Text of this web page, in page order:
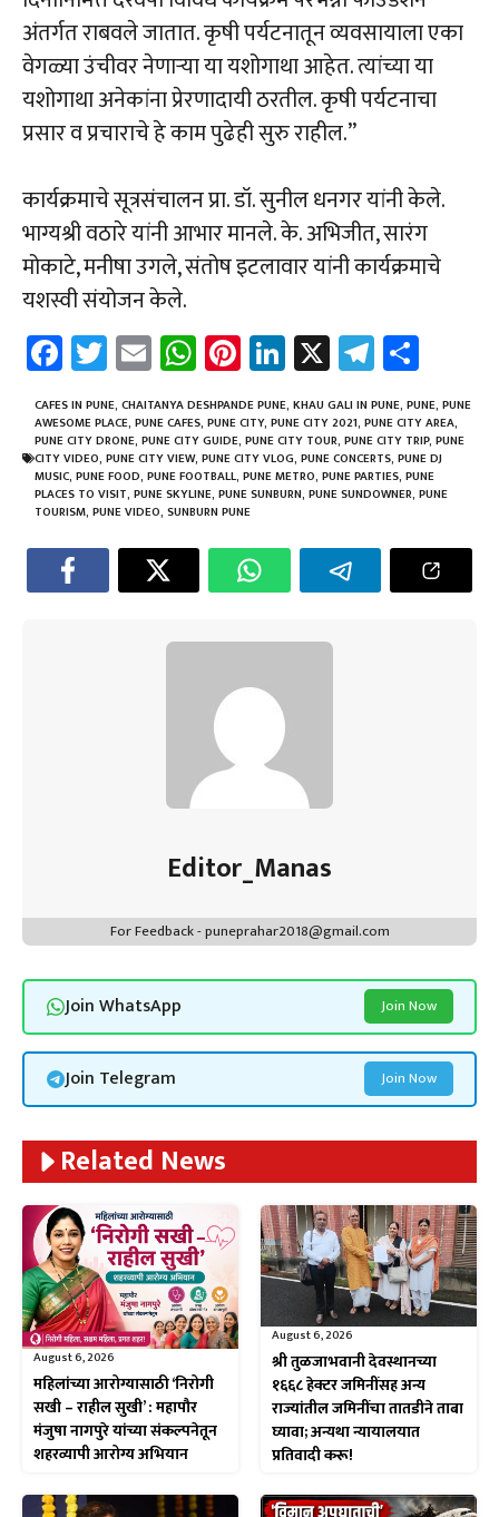
अंतर्गत राबवले जातात. कृषी पर्यटनातून व्यवसायाला एका
वेगळ्या उंचीवर नेणाऱ्या या यशोगाथा आहेत. त्यांच्या या
यशोगाथा अनेकांना प्रेरणादायी ठरतील. कृषी पर्यटनाचा
प्रसार व प्रचाराचे हे काम पुढेही सुरु राहील.”
कार्यक्रमाचे सूत्रसंचालन प्रा. डॉ. सुनील धनगर यांनी केले.
भाग्यश्री वठारे यांनी आभार मानले. के. अभिजीत, सारंग
मोकाटे, मनीषा उगले, संतोष इटलावार यांनी कार्यक्रमाचे
यशस्वी संयोजन केले.
Fa
ce
b
o
ok
T
wi
tt
er
E
m
ail
W
h
at
sA
p
p
Pi
nt
er
es
t
Li
nk
e
dI
n
X Te
le
gr
a
m
ar
e
CAFES IN PUNE, CHAITANYA DESHPANDE PUNE, KHAU GALI IN PUNE, PUNE, PUNE
AWESOME PLACE, PUNE CAFES, PUNE CITY, PUNE CITY 2021, PUNE CITY AREA,
PUNE CITY DRONE, PUNE CITY GUIDE, PUNE CITY TOUR, PUNE CITY TRIP, PUNE
CITY VIDEO, PUNE CITY VIEW, PUNE CITY VLOG, PUNE CONCERTS, PUNE DJ
MUSIC, PUNE FOOD, PUNE FOOTBALL, PUNE METRO, PUNE PARTIES, PUNE
PLACES TO VISIT, PUNE SKYLINE, PUNE SUNBURN, PUNE SUNDOWNER, PUNE
TOURISM, PUNE VIDEO, SUNBURN PUNE
Editor_Manas
For Feedback - puneprahar2018@gmail.com
Join WhatsApp Join Now
Join Telegram Join Now
Related News
August 6, 2026
महिलांच्या आरोग्यासाठी ‘निरोगी
सखी – राहील सुखी’ : महापौर
मंजुषा नागपुरे यांच्या संकल्पनेतून
शहरव्यापी आरोग्य अभियान
August 6, 2026
श्री तुळजाभवानी देवस्थानच्या
१६६८ हेक्टर जमिनींसह अन्य
राज्यांतील जमिनींचा तातडीने ताबा
घ्यावा; अन्यथा न्यायालयात
प्रतिवादी करू!